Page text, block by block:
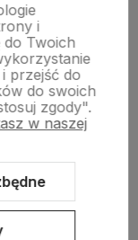
Do koszyka
adres e-mail
i
do Twoich
przejść do
do swoich
zgody".
w naszej